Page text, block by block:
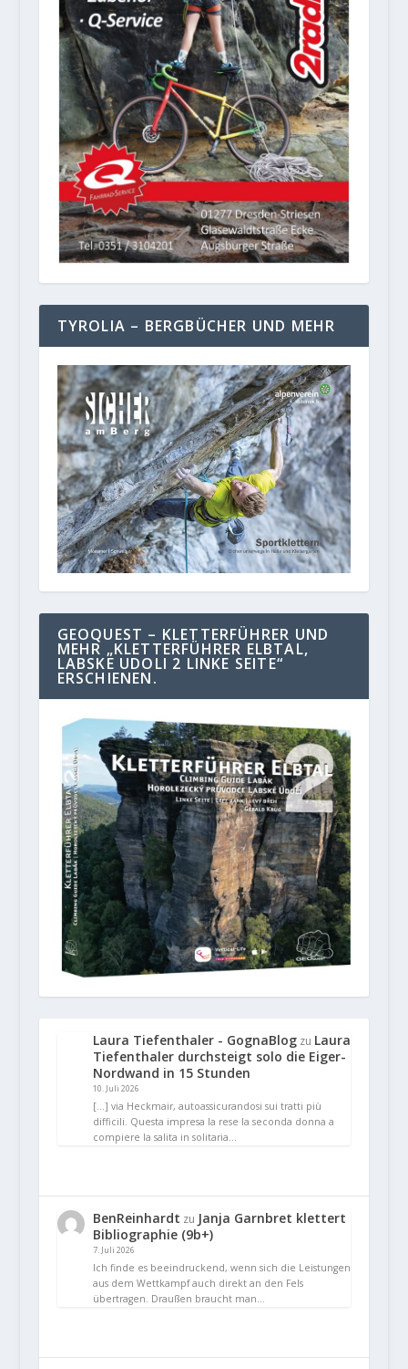
TYROLIA – BERGBÜCHER UND MEHR
GEOQUEST – KLETTERFÜHRER UND
MEHR „KLETTERFÜHRER ELBTAL,
LABSKE UDOLI 2 LINKE SEITE“
ERSCHIENEN.
Laura Tiefenthaler - GognaBlogzu Laura
Tiefenthaler durchsteigt solo die Eiger-
Nordwand in 15 Stunden
10. Juli 2026
[…] via Heckmair, autoassicurandosi sui tratti più
difficili. Questa impresa la rese la seconda donna a
compiere la salita in solitaria…
BenReinhardt zu Janja Garnbret klettert
Bibliographie (9b+)
7. Juli 2026
Ich finde es beeindruckend, wenn sich die Leistungen
aus dem Wettkampf auch direkt an den Fels
übertragen. Draußen braucht man…